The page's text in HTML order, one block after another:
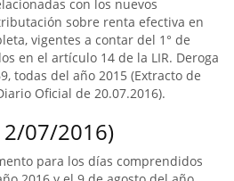
con los nuevos
sobre renta efectiva en
vigentes a contar del 1° de
en el artículo 14 de la LIR. Deroga
todas del año 2015 (Extracto de
Oficial de 20.07.2016).
07/2016)
para los días comprendidos